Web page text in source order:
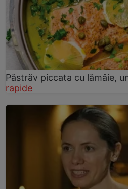
Păstrăv piccata cu lămâie,
rapide